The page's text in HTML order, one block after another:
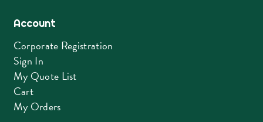
Account
Corporate Registration
Sign In
My Quote List
Cart
My Orders